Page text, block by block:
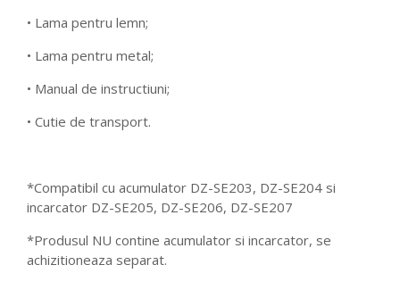
• Lama pentru lemn;
• Lama pentru metal;
• Manual de instructiuni;
• Cutie de transport.
*Compatibil cu acumulator DZ-SE203, DZ-SE204 si
incarcator DZ-SE205, DZ-SE206, DZ-SE207
*Produsul NU contine acumulator si incarcator, se
achizitioneaza separat.